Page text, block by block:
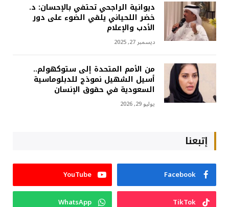
ديوانية الراجحي تحتفي بالإحسان: د.
خضر اللحياني يلقي الضوء على دور
الأدب والإعلام
ديسمبر 27, 2025
من الأمم المتحدة إلى ستوكهولم..
أسيل الشهيل نموذج للدبلوماسية
السعودية في حقوق الإنسان
يوليو 29, 2026
إتبعنا
Facebook
YouTube
TikTok
WhatsApp